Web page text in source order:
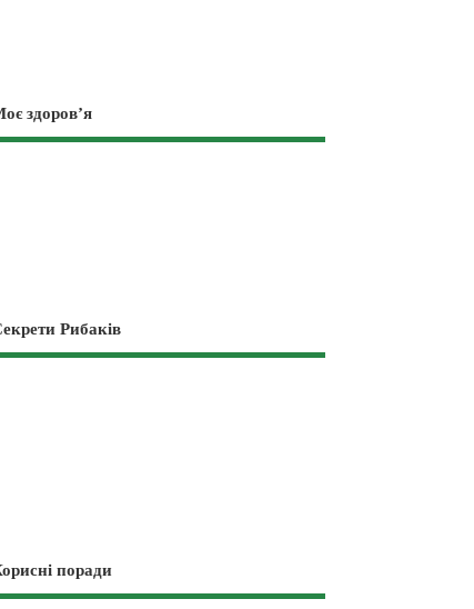
здоров’я
Рибаків
поради